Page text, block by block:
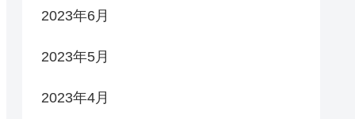
2023年6月
2023年5月
2023年4月